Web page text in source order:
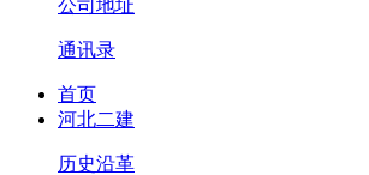
公司地址
通讯录
首页
河北二建
历史沿革